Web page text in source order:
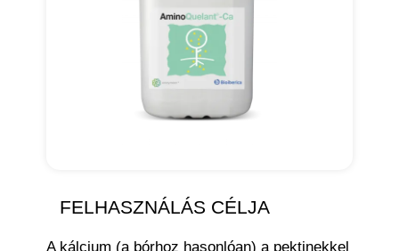
FELHASZNÁLÁS CÉLJA
A kálcium (a bórhoz hasonlóan) a pektinekkel